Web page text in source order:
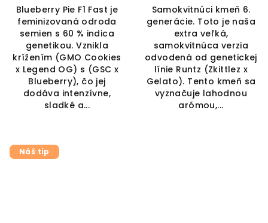
Blueberry Pie F1 Fast je
feminizovaná odroda
semien s 60 % indica
genetikou. Vznikla
krížením (GMO Cookies
x Legend OG) s (GSC x
Blueberry), čo jej
dodáva intenzívne,
sladké a...
Samokvitnúci kmeň 6.
generácie. Toto je naša
extra veľká,
samokvitnúca verzia
odvodená od genetickej
línie Runtz (Zkittlez x
Gelato). Tento kmeň sa
vyznačuje lahodnou
arómou,...
Náš tip